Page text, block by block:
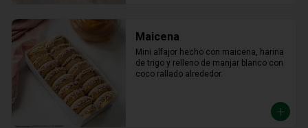
Maicena
Mini alfajor hecho con maicena, harina
de trigo y relleno de manjar blanco con
coco rallado alrededor.